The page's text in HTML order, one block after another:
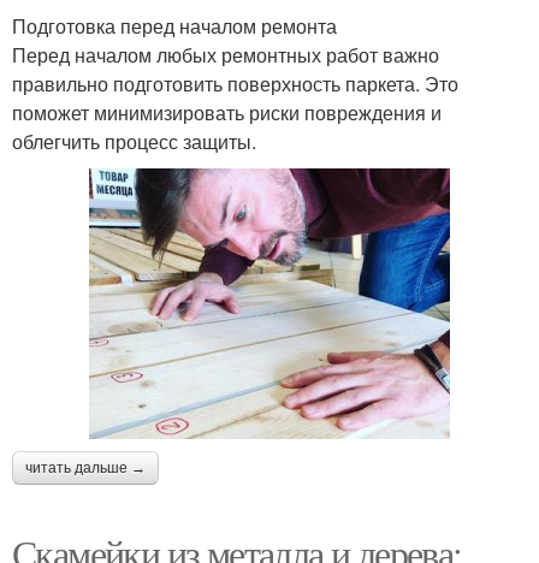
Подготовка перед началом ремонта
Перед началом любых ремонтных работ важно
правильно подготовить поверхность паркета. Это
поможет минимизировать риски повреждения и
облегчить процесс защиты.
читать дальше →